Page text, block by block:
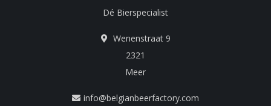
Dé Bierspecialist
Wenenstraat 9
2321
Meer
info@belgianbeerfactory.com